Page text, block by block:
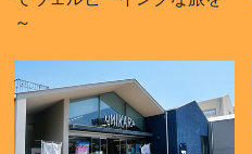
～